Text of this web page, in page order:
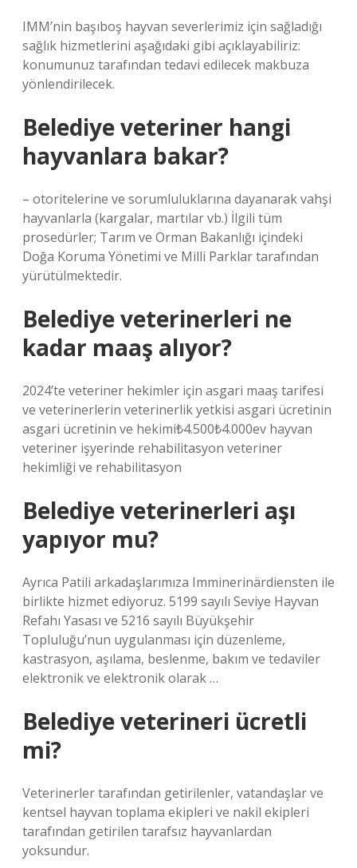
IMM’nin başıboş hayvan severlerimiz için sağladığı
sağlık hizmetlerini aşağıdaki gibi açıklayabiliriz:
konumunuz tarafından tedavi edilecek makbuza
yönlendirilecek.
Belediye veteriner hangi
hayvanlara bakar?
– otoritelerine ve sorumluluklarına dayanarak vahşi
hayvanlarla (kargalar, martılar vb.) İlgili tüm
prosedürler; Tarım ve Orman Bakanlığı içindeki
Doğa Koruma Yönetimi ve Milli Parklar tarafından
yürütülmektedir.
Belediye veterinerleri ne
kadar maaş alıyor?
2024’te veteriner hekimler için asgari maaş tarifesi
ve veterinerlerin veterinerlik yetkisi asgari ücretinin
asgari ücretinin ve hekimi₺4.500₺4.000ev hayvan
veteriner işyerinde rehabilitasyon veteriner
hekimliği ve rehabilitasyon
Belediye veterinerleri aşı
yapıyor mu?
Ayrıca Patili arkadaşlarımıza Imminerinärdiensten ile
birlikte hizmet ediyoruz. 5199 sayılı Seviye Hayvan
Refahı Yasası ve 5216 sayılı Büyükşehir
Topluluğu’nun uygulanması için düzenleme,
kastrasyon, aşılama, beslenme, bakım ve tedaviler
elektronik ve elektronik olarak …
Belediye veterineri ücretli
mi?
Veterinerler tarafından getirilenler, vatandaşlar ve
kentsel hayvan toplama ekipleri ve nakil ekipleri
tarafından getirilen tarafsız hayvanlardan
yoksundur.